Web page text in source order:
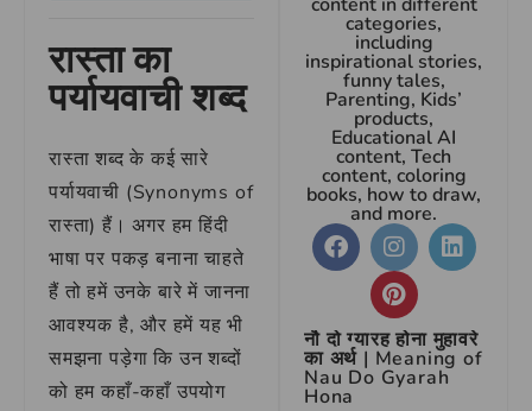
रास्ता का
पर्यायवाची शब्द
रास्ता शब्द के कई सारे
पर्यायवाची (Synonyms of
रास्ता) हैं। अगर हम हिंदी
भाषा पर पकड़ बनाना चाहते
हैं तो हमें उनके बारे में जानना
आवश्यक है, और हमें यह भी
समझना पड़ेगा कि उन शब्दों
को हम कहाँ-कहाँ उपयोग
categories,
including
inspirational stories,
funny tales,
Parenting, Kids’
products,
Educational AI
content, Tech
content, coloring
books, how to draw,
and more.
नौ दो ग्यारह होना मुहावरे
का अर्थ | Meaning of
Nau Do Gyarah
Hona